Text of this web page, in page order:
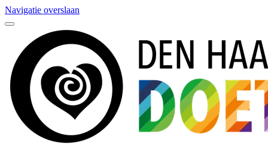
Navigatie overslaan